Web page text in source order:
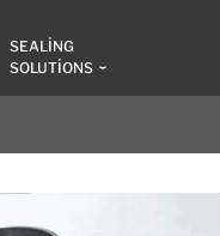
SEALING
SOLUTIONS